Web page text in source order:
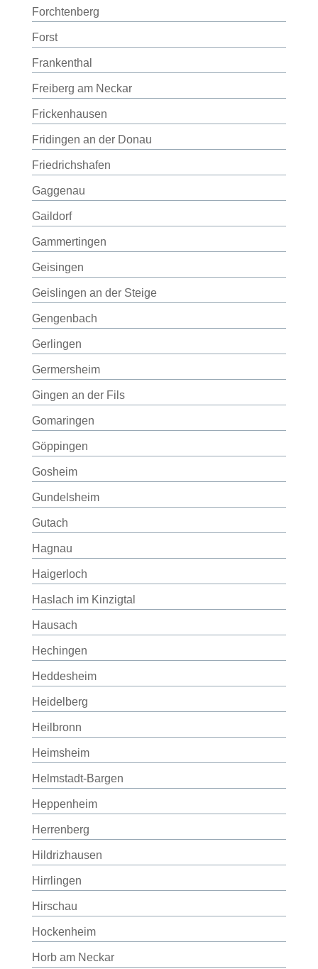
Forchtenberg
Forst
Frankenthal
Freiberg am Neckar
Frickenhausen
Fridingen an der Donau
Friedrichshafen
Gaggenau
Gaildorf
Gammertingen
Geisingen
Geislingen an der Steige
Gengenbach
Gerlingen
Germersheim
Gingen an der Fils
Gomaringen
Göppingen
Gosheim
Gundelsheim
Gutach
Hagnau
Haigerloch
Haslach im Kinzigtal
Hausach
Hechingen
Heddesheim
Heidelberg
Heilbronn
Heimsheim
Helmstadt-Bargen
Heppenheim
Herrenberg
Hildrizhausen
Hirrlingen
Hirschau
Hockenheim
Horb am Neckar